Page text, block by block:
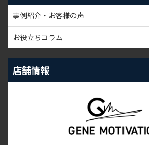
事例紹介・お客様の声
お役立ちコラム
店舗情報